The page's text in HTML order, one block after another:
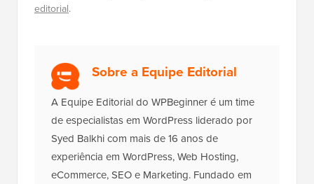
editorial.
Sobre a Equipe Editorial
A Equipe Editorial do WPBeginner é um time
de especialistas em WordPress liderado por
Syed Balkhi com mais de 16 anos de
experiência em WordPress, Web Hosting,
eCommerce, SEO e Marketing. Fundado em